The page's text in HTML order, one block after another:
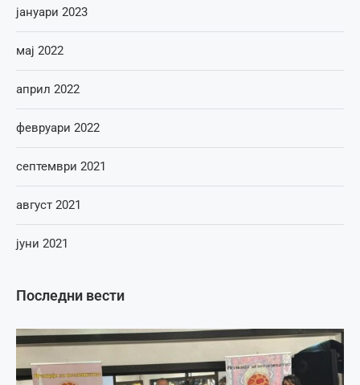
Последни вести
јануари 2023
мај 2022
април 2022
февруари 2022
септември 2021
август 2021
јуни 2021